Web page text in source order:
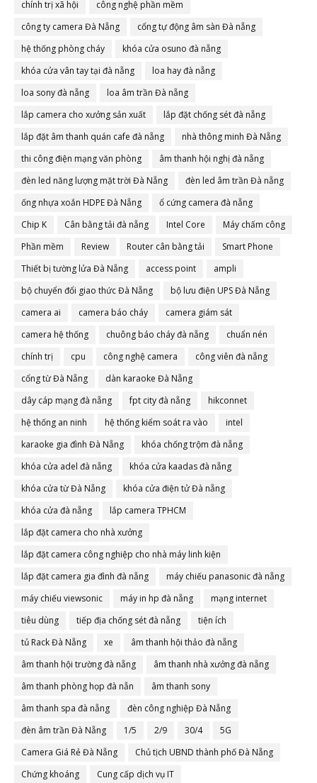
chính trị xã hội
công nghệ phần mềm
công ty camera Đà Nẵng
cổng tự động âm sàn Đà nẵng
hệ thống phòng cháy
khóa cửa osuno đà nẵng
khóa cửa vân tay tại đà nẵng
loa hay đà nẵng
loa sony đà nẵng
loa âm trần Đà nẵng
lắp camera cho xưởng sản xuất
lắp đặt chống sét đà nẵng
lắp đặt âm thanh quán cafe đà nẵng
nhà thông minh Đà Nẵng
thi công điện mạng văn phòng
âm thanh hội nghị đà nẵng
đèn led năng lượng mặt trời Đà Nẵng
đèn led âm trần Đà nẵng
ống nhựa xoắn HDPE Đà Nẵng
ổ cứng camera đà nẵng
Chip K
Cân bằng tải đà nẵng Intel Core
Máy chấm công
Phần mềm
Review Router cân bằng tải
Smart Phone
Thiết bị tường lửa Đà Nẵng
access point
ampli
bộ chuyển đổi giao thức Đà Nẵng
bộ lưu điện UPS Đà Nẵng
camera ai
camera báo cháy
camera giám sát
camera hệ thống
chuông báo cháy đà nẵng
chuẩn nén
chính trị
cpu công nghệ camera
công viên đà nẵng
cổng từ Đà Nẵng
dàn karaoke Đà Nẵng
dây cáp mạng đà nẵng
fpt city đà nẵng
hikconnet
hệ thống an ninh
hệ thống kiểm soát ra vào
intel
karaoke gia đình Đà Nẵng
khóa chống trộm đà nẵng
khóa cửa adel đà nẵng
khóa cửa kaadas đà nẵng
khóa cửa từ Đà Nẵng
khóa cửa điện tử Đà nẵng
khóa cửa đà nẵng
lắp camera TPHCM
lắp đặt camera cho nhà xưởng
lắp đặt camera công nghiệp cho nhà máy linh kiện
lắp đặt camera gia đình đà nẵng
máy chiếu panasonic đà nẵng
máy chiếu viewsonic
máy in hp đà nẵng
mạng internet
tiêu dùng
tiếp địa chống sét đà nẵng
tiện ích
tủ Rack Đà Nẵng
xe
âm thanh hội thảo đà nẵng
âm thanh hội trường đà nẵng
âm thanh nhà xưởng đà nẵng
âm thanh phòng họp đà nẵn
âm thanh sony
âm thanh spa đà nẵng
đèn công nghiệp Đà Nẵng
đèn âm trần Đà Nẵng
1/5 2/9 30/4
5G
Camera Giá Rẻ Đà Nẵng
Chủ tịch UBND thành phố Đà Nẵng
Chứng khoáng
Cung cấp dịch vụ IT